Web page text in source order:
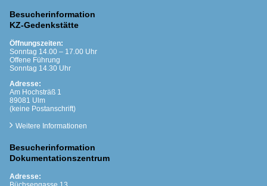
Besucherinformation
KZ-Gedenkstätte
Öffnungszeiten:
Sonntag 14.00 – 17.00 Uhr
Offene Führung
Sonntag 14.30 Uhr
Adresse:
Am Hochsträß 1
89081 Ulm
(keine Postanschrift)
Weitere Informationen
Besucherinformation
Dokumentationszentrum
Adresse: